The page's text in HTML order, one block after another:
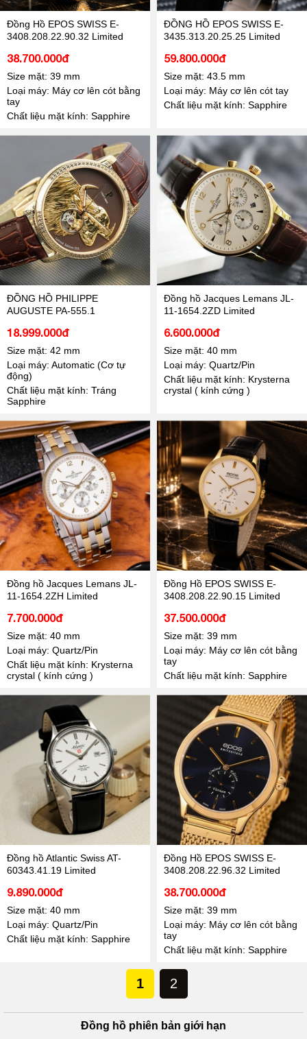
Đồng Hồ EPOS SWISS E-
3408.208.22.90.32 Limited
38.700.000đ
Size mặt: 39 mm
Loại máy: Máy cơ lên cót bằng
tay
Chất liệu mặt kính: Sapphire
ĐỒNG HỒ EPOS SWISS E-
3435.313.20.25.25 Limited
59.800.000đ
Size mặt: 43.5 mm
Loại máy: Máy cơ lên cót tay
Chất liệu mặt kính: Sapphire
ĐỒNG HỒ PHILIPPE
AUGUSTE PA-555.1
18.999.000đ
Size mặt: 42 mm
Loại máy: Automatic (Cơ tự
động)
Chất liệu mặt kính: Tráng
Sapphire
Đồng hồ Jacques Lemans JL-
11-1654.2ZD Limited
6.600.000đ
Size mặt: 40 mm
Loại máy: Quartz/Pin
Chất liệu mặt kính: Krysterna
crystal ( kính cứng )
Đồng hồ Jacques Lemans JL-
11-1654.2ZH Limited
7.700.000đ
Size mặt: 40 mm
Loại máy: Quartz/Pin
Chất liệu mặt kính: Krysterna
crystal ( kính cứng )
Đồng Hồ EPOS SWISS E-
3408.208.22.90.15 Limited
37.500.000đ
Size mặt: 39 mm
Loại máy: Máy cơ lên cót bằng
tay
Chất liệu mặt kính: Sapphire
Đồng hồ Atlantic Swiss AT-
60343.41.19 Limited
9.890.000đ
Size mặt: 40 mm
Loại máy: Quartz/Pin
Chất liệu mặt kính: Sapphire
Đồng Hồ EPOS SWISS E-
3408.208.22.96.32 Limited
38.700.000đ
Size mặt: 39 mm
Loại máy: Máy cơ lên cót bằng
tay
Chất liệu mặt kính: Sapphire
1 2
Đồng hồ phiên bản giới hạn